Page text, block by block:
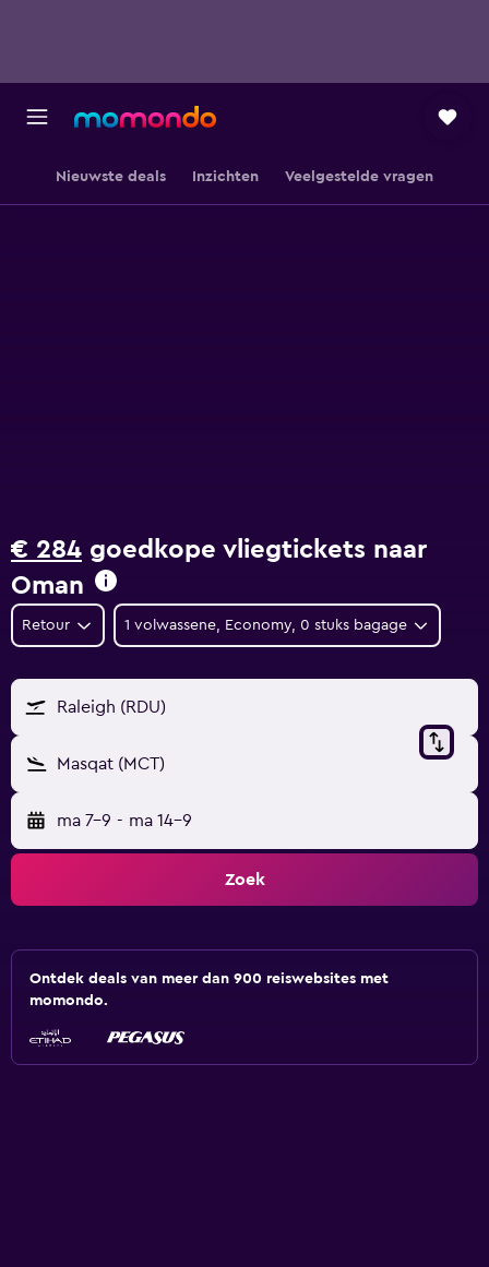
Nieuwste deals Inzichten Veelgestelde vragen
€ 284 goedkope vliegtickets naar
Oman
Retour 1 volwassene, Economy, 0 stuks bagage
Raleigh (RDU)
Masqat (MCT)
ma 7-9 - ma 14-9
Zoek
Ontdek deals van meer dan 900 reiswebsites met
momondo.